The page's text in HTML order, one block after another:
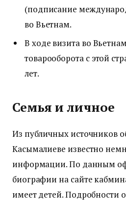
(подписание
во Вьетнам.
В ходе визита во
товарооборота с этой
лет.
Семья и личное
Из публичных источников
Касымалиеве известно
информации. По данным
биографии на сайте
имеет детей. Подробности